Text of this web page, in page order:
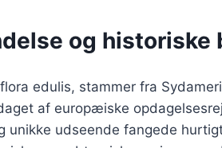
og historiske
edulis, stammer fra
af europæiske
unikke udseende fangede